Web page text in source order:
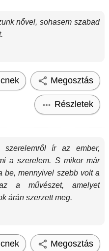
nővel, sohasem szabad
Megosztás
Részletek
szerelemről ír az ember,
a szerelem. S mikor már
be, mennyivel szebb volt a
a művészet, amelyet
árán szerzett meg.
Megosztás